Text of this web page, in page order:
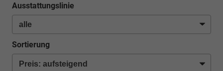
Ausstattungslinie
Sortierung